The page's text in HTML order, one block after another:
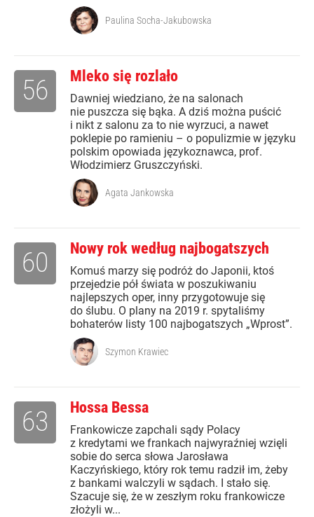
Paulina Socha-Jakubowska
Mleko się rozlało
Dawniej wiedziano, że na salonach
nie puszcza się bąka. A dziś można puścić
i nikt z salonu za to nie wyrzuci, a nawet
poklepie po ramieniu – o populizmie w języku
polskim opowiada językoznawca, prof.
Włodzimierz Gruszczyński.
56
Agata Jankowska
Nowy rok według najbogatszych
Komuś marzy się podróż do Japonii, ktoś
przejedzie pół świata w poszukiwaniu
najlepszych oper, inny przygotowuje się
do ślubu. O plany na 2019 r. spytaliśmy
bohaterów listy 100 najbogatszych „Wprost”.
60
Szymon Krawiec
Hossa Bessa
Frankowicze zapchali sądy Polacy
z kredytami we frankach najwyraźniej wzięli
sobie do serca słowa Jarosława
Kaczyńskiego, który rok temu radził im, żeby
z bankami walczyli w sądach. I stało się.
Szacuje się, że w zeszłym roku frankowicze
złożyli w...
63